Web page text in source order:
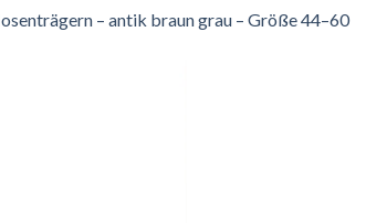
– antik braun grau – Größe 44–60